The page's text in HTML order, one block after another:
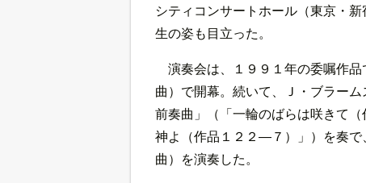
シティコンサートホール（東京・
生の姿も目立った。
演奏会は、１９９１年の委嘱作
曲）で開幕。続いて、Ｊ・ブラー
前奏曲」（「一輪のばらは咲きて
神よ（作品１２２―７）」）を奏
曲）を演奏した。